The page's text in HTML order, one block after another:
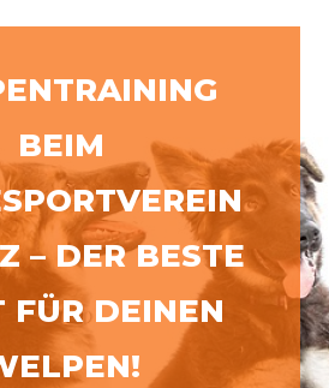
BEIM
– DER BESTE
FÜR DEINEN